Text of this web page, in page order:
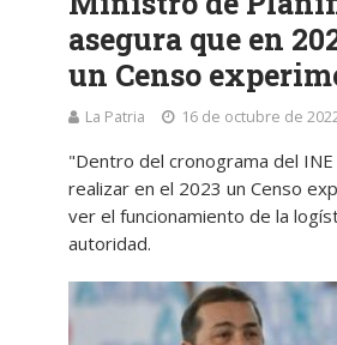
asegura que en
un Censo
La Patria 16 de octubre de
"Dentro del cronograma del
realizar en el 2023 un Censo
ver el funcionamiento de la
autoridad.